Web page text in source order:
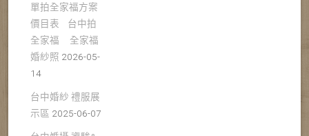
單拍全家福方案
價目表 台中拍
全家福 全家福
婚紗照 2026-05-
14
台中婚紗 禮服展
示區 2025-06-07